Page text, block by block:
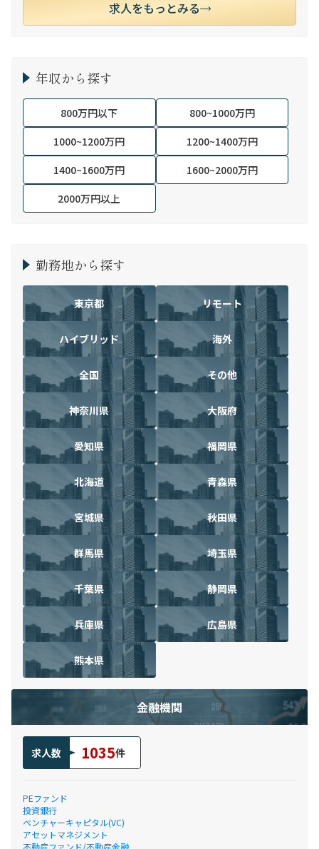
求人をもっとみる
年収から探す
800万円以下
800~1000万円
1000~1200万円
1200~1400万円
1400~1600万円
1600~2000万円
2000万円以上
勤務地から探す
東京都 リモート
ハイブリッド 海外
全国 その他
神奈川県 大阪府
愛知県 福岡県
北海道 青森県
宮城県 秋田県
群馬県 埼玉県
千葉県 静岡県
兵庫県 広島県
熊本県
金融機関
求人数 1035件
PEファンド
投資銀行
ベンチャーキャピタル(VC)
アセットマネジメント
不動産ファンド/不動産金融